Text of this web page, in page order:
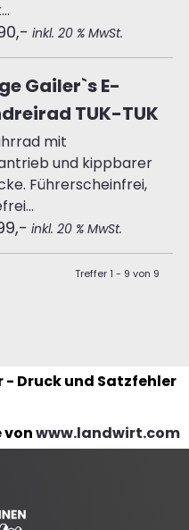
inkl. 20 % MwSt.
Gailer`s E-
TUK-TUK
mit
und kippbarer
Führerscheinfrei,
inkl. 20 % MwSt.
Treffer 1 - 9 von 9
- Druck und Satzfehler
vonwww.landwirt.com